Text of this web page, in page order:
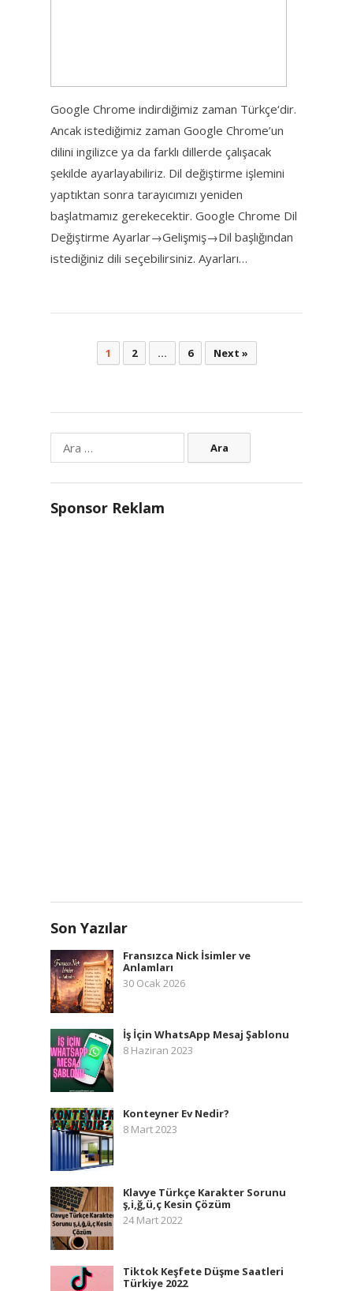
Google Chrome indirdiğimiz zaman Türkçe‘dir.
Ancak istediğimiz zaman Google Chrome’un
dilini ingilizce ya da farklı dillerde çalışacak
şekilde ayarlayabiliriz. Dil değiştirme işlemini
yaptıktan sonra tarayıcımızı yeniden
başlatmamız gerekecektir. Google Chrome Dil
Değiştirme Ayarlar→Gelişmiş→Dil başlığından
istediğiniz dili seçebilirsiniz. Ayarları…
sayfalaması
1 2 … 6 Next »
Sponsor Reklam
Son Yazılar
Fransızca Nick İsimler ve
Anlamları
30 Ocak 2026
İş İçin WhatsApp Mesaj Şablonu
8 Haziran 2023
Konteyner Ev Nedir?
8 Mart 2023
Klavye Türkçe Karakter Sorunu
ş,i,ğ,ü,ç Kesin Çözüm
24 Mart 2022
Tiktok Keşfete Düşme Saatleri
Türkiye 2022